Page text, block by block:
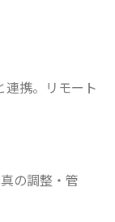
携。リモート
の調整・管